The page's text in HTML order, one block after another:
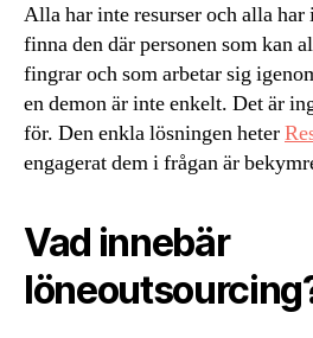
Alla har inte resurser och alla
finna den där personen som kan
fingrar och som arbetar sig
en demon är inte enkelt. Det är
för. Den enkla lösningen heter
engagerat dem i frågan är
Vad innebär